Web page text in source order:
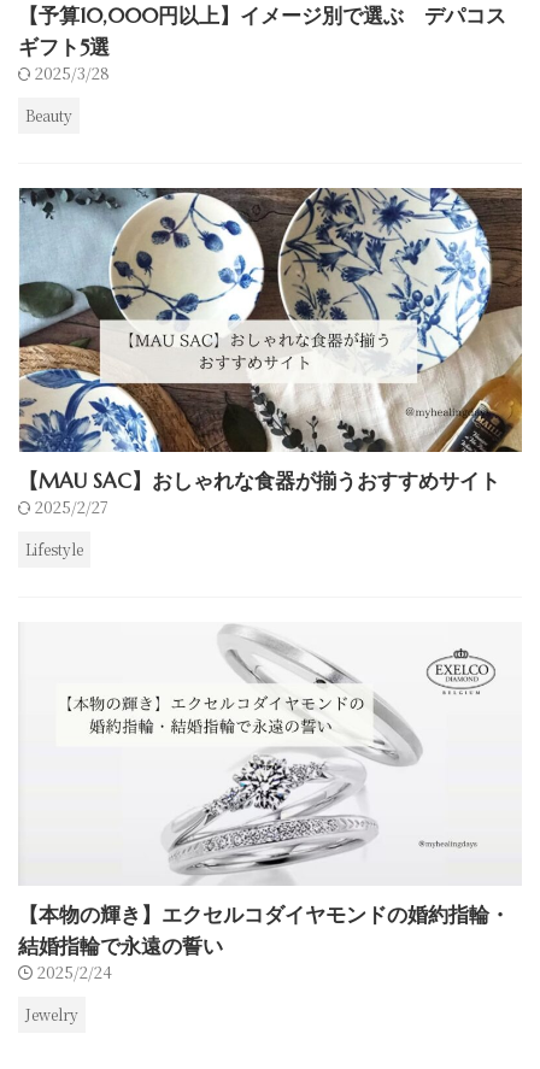
【予算10,000円以上】イメージ別で選ぶ デパコス
ギフト5選
2025/3/28
Beauty
【MAU SAC】おしゃれな食器が揃うおすすめサイト
2025/2/27
Lifestyle
【本物の輝き】エクセルコダイヤモンドの婚約指輪・
結婚指輪で永遠の誓い
2025/2/24
Jewelry